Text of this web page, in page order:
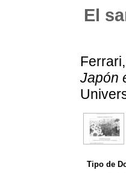
El
Japón
Tipo de